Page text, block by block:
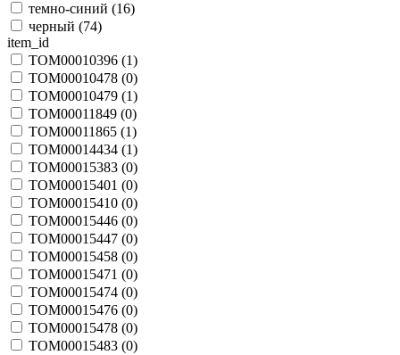
темно-синий (16)
черный (74)
item_id
TOM00010396 (1)
TOM00010478 (0)
TOM00010479 (1)
TOM00011849 (0)
TOM00011865 (1)
TOM00014434 (1)
TOM00015383 (0)
TOM00015401 (0)
TOM00015410 (0)
TOM00015446 (0)
TOM00015447 (0)
TOM00015458 (0)
TOM00015471 (0)
TOM00015474 (0)
TOM00015476 (0)
TOM00015478 (0)
TOM00015483 (0)